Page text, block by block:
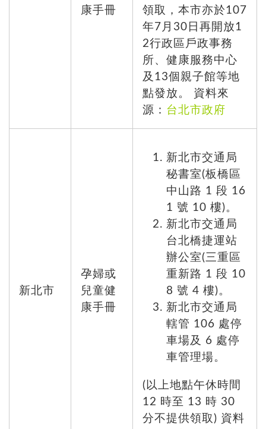
康手冊
領取，本市亦於107
年7月30日再開放1
2行政區戶政事務
所、健康服務中心
及13個親子館等地
點發放。 資料來
源： 台北市政府
新北市
孕婦或
兒童健
康手冊
新北市交通局
秘書室(板橋區
中山路 1 段 16
1 號 10 樓)。
新北市交通局
台北橋捷運站
辦公室(三重區
重新路 1 段 10
8 號 4 樓)。
新北市交通局
轄管 106 處停
車場及 6 處停
車管理場。
(以上地點午休時間
12 時至 13 時 30
分不提供領取) 資料